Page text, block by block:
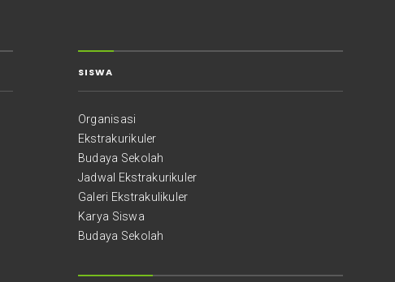
SISWA
Organisasi
Ekstrakurikuler
Budaya Sekolah
Jadwal Ekstrakurikuler
Galeri Ekstrakulikuler
Karya Siswa
Budaya Sekolah